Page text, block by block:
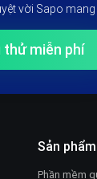
vời Sapo mang
thử miễn phí
Sản phẩm
Phần mềm